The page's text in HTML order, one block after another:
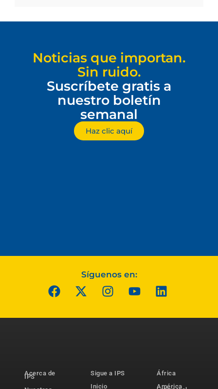
Noticias que importan.
Sin ruido.
Suscríbete gratis a
nuestro boletín
semanal
Haz clic aquí
Síguenos en:
Acerca de
IPS
Sigue a IPS
Inicio
África
América